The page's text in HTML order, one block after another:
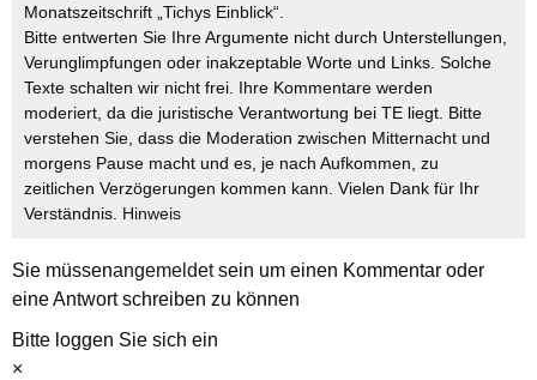
Monatszeitschrift „Tichys Einblick“.
Bitte entwerten Sie Ihre Argumente nicht durch Unterstellungen,
Verunglimpfungen oder inakzeptable Worte und Links. Solche
Texte schalten wir nicht frei. Ihre Kommentare werden
moderiert, da die juristische Verantwortung bei TE liegt. Bitte
verstehen Sie, dass die Moderation zwischen Mitternacht und
morgens Pause macht und es, je nach Aufkommen, zu
zeitlichen Verzögerungen kommen kann. Vielen Dank für Ihr
Verständnis. Hinweis
Sie müssenangemeldetsein um einen Kommentar oder
eine Antwort schreiben zu können
Bitte loggen Sie sich ein
×